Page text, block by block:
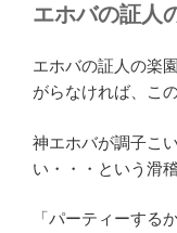
エホバの証人
エホバの証人の楽
がらなければ、こ
神エホバが調子こ
い・・・という滑
「パーティーする